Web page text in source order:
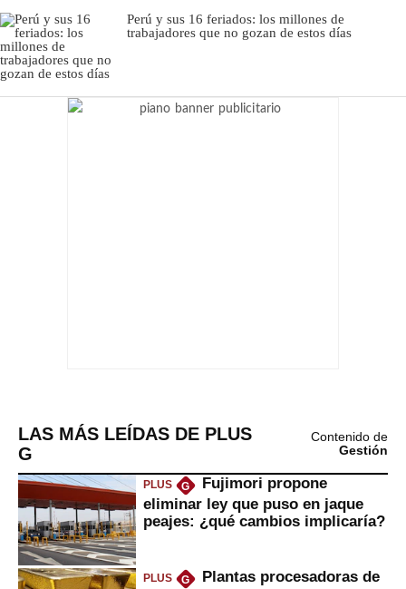
Perú y sus 16 feriados: los millones de
trabajadores que no gozan de estos días
LAS MÁS LEÍDAS DE PLUS
G
Contenido de
Gestión
PLUS G
Fujimori propone
eliminar ley que puso en jaque
peajes: ¿qué cambios implicaría?
PLUS G
Plantas procesadoras de